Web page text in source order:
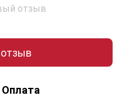
отзыв
Оплата